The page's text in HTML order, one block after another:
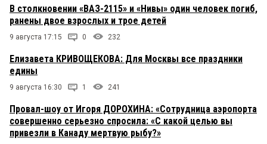
В столкновении «ВАЗ-2115» и «Нивы» один человек погиб,
ранены двое взрослых и трое детей
9 августа 17:15 0 232
Елизавета КРИВОЩЕКОВА: Для Москвы все праздники
едины
9 августа 16:30 1 241
Провал-шоу от Игоря ДОРОХИНА: «Сотрудница аэропорта
совершенно серьезно спросила: «С какой целью вы
привезли в Канаду мертвую рыбу?»